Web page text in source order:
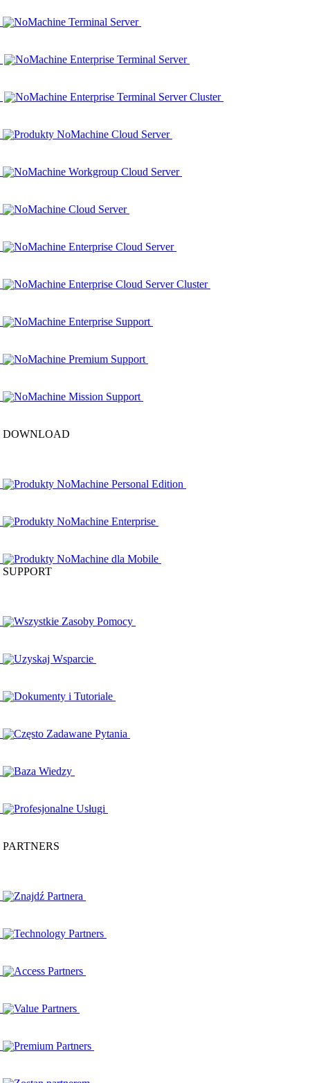
NoMachine Terminal Server
NoMachine Enterprise Terminal Server
NoMachine Enterprise Terminal Server Cluster
Produkty NoMachine Cloud Server
NoMachine Workgroup Cloud Server
NoMachine Cloud Server
NoMachine Enterprise Cloud Server
NoMachine Enterprise Cloud Server Cluster
NoMachine Enterprise Support
NoMachine Premium Support
NoMachine Mission Support
DOWNLOAD
Produkty NoMachine Personal Edition
Produkty NoMachine Enterprise
Produkty NoMachine dla Mobile
SUPPORT
Wszystkie Zasoby Pomocy
Uzyskaj Wsparcie
Dokumenty i Tutoriale
Często Zadawane Pytania
Baza Wiedzy
Profesjonalne Usługi
PARTNERS
Znajdź Partnera
Technology Partners
Access Partners
Value Partners
Premium Partners